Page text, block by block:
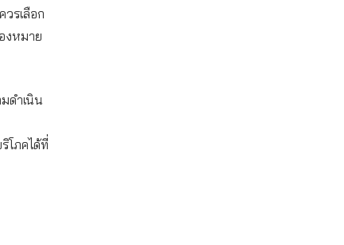
รเลือก
งหมาย
ดำเนิน
โภคได้ที่